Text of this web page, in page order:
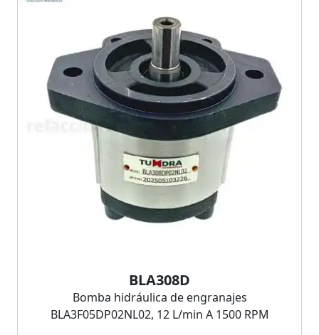
BLA308D
Bomba hidráulica de engranajes
BLA3F05DP02NL02, 12 L/min A 1500 RPM